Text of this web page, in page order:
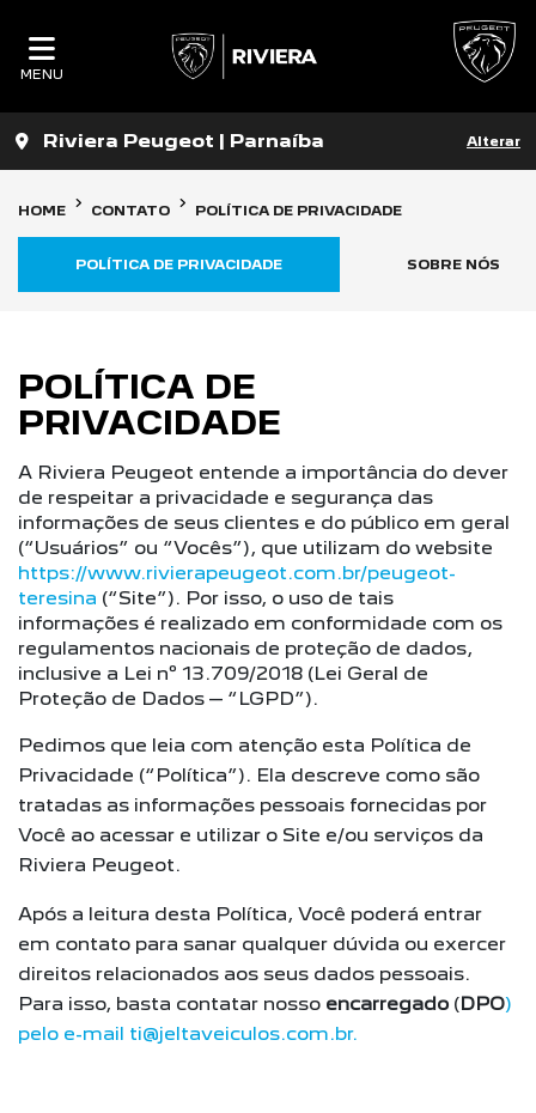
MENU
Riviera Peugeot | Parnaíba Alterar
HOME CONTATO POLÍTICA DE PRIVACIDADE
SOBRE NÓS
POLÍTICA DE PRIVACIDADE
POLÍTICA DE
PRIVACIDADE
A Riviera Peugeot entende a importância do dever
de respeitar a privacidade e segurança das
informações de seus clientes e do público em geral
(“Usuários” ou “Vocês”), que utilizam do website
https://www.rivierapeugeot.com.br/peugeot-
teresina (“Site”). Por isso, o uso de tais
informações é realizado em conformidade com os
regulamentos nacionais de proteção de dados,
inclusive a Lei nº 13.709/2018 (Lei Geral de
Proteção de Dados – “LGPD”).
Pedimos que leia com atenção esta Política de
Privacidade (“Política”). Ela descreve como são
tratadas as informações pessoais fornecidas por
Você ao acessar e utilizar o Site e/ou serviços da
Riviera Peugeot.
Após a leitura desta Política, Você poderá entrar
em contato para sanar qualquer dúvida ou exercer
direitos relacionados aos seus dados pessoais.
Para isso, basta contatar nosso encarregado (DPO)
pelo e-mail ti@jeltaveiculos.com.br.